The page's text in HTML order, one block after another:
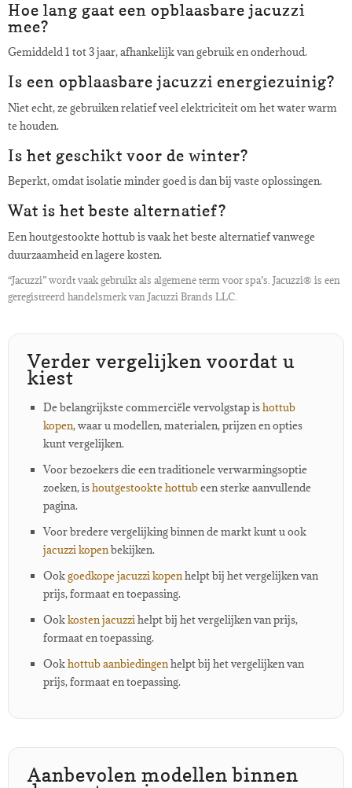
Hoe lang gaat een opblaasbare jacuzzi
mee?
Gemiddeld 1 tot 3 jaar, afhankelijk van gebruik en onderhoud.
Is een opblaasbare jacuzzi energiezuinig?
Niet echt, ze gebruiken relatief veel elektriciteit om het water warm
te houden.
Is het geschikt voor de winter?
Beperkt, omdat isolatie minder goed is dan bij vaste oplossingen.
Wat is het beste alternatief?
Een houtgestookte hottub is vaak het beste alternatief vanwege
duurzaamheid en lagere kosten.
“Jacuzzi” wordt vaak gebruikt als algemene term voor spa’s. Jacuzzi® is een
geregistreerd handelsmerk van Jacuzzi Brands LLC.
Verder vergelijken voordat u
kiest
De belangrijkste commerciële vervolgstap ishottub
kopen, waar u modellen, materialen, prijzen en opties
kunt vergelijken.
Voor bezoekers die een traditionele verwarmingsoptie
zoeken, ishoutgestookte hottubeen sterke aanvullende
pagina.
Voor bredere vergelijking binnen de markt kunt u ook
jacuzzi kopenbekijken.
Ookgoedkope jacuzzi kopenhelpt bij het vergelijken van
prijs, formaat en toepassing.
Ookkosten jacuzzihelpt bij het vergelijken van prijs,
formaat en toepassing.
Ookhottub aanbiedingenhelpt bij het vergelijken van
prijs, formaat en toepassing.
Aanbevolen modellen binnen